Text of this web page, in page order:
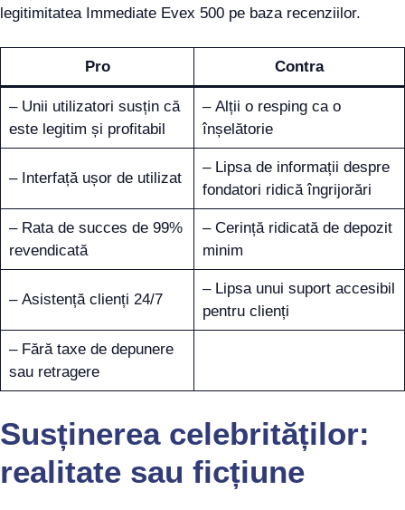
legitimitatea Immediate Evex 500 pe baza recenziilor.
Pro Contra
– Unii utilizatori susțin că
este legitim și profitabil
– Alții o resping ca o
înșelătorie
– Interfață ușor de utilizat
– Lipsa de informații despre
fondatori ridică îngrijorări
– Rata de succes de 99%
revendicată
– Cerință ridicată de depozit
minim
– Asistență clienți 24/7
– Lipsa unui suport accesibil
pentru clienți
– Fără taxe de depunere
sau retragere
Susținerea celebrităților:
realitate sau ficțiune